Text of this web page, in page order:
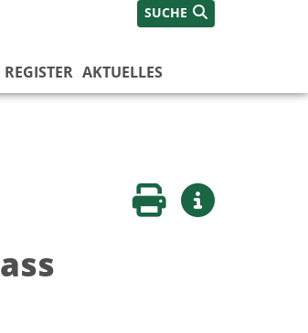
SUCHE
REGISTER AKTUELLES
Seite druckenWeitere Infos